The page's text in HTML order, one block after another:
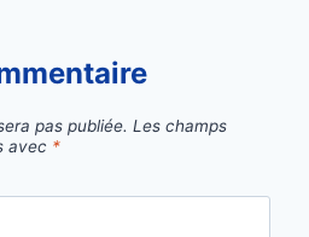
pas publiée. Les champs
avec *